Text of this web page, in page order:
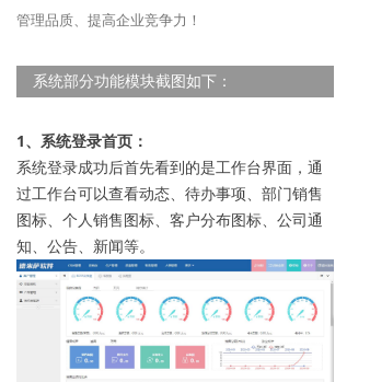
管理品质、提高企业竞争力！
系统部分功能模块截图如下：
1、系统登录首页：
系统登录成功后首先看到的是工作台界面，通
过工作台可以查看动态、待办事项、部门销售
图标、个人销售图标、客户分布图标、公司通
知、公告、新闻等。